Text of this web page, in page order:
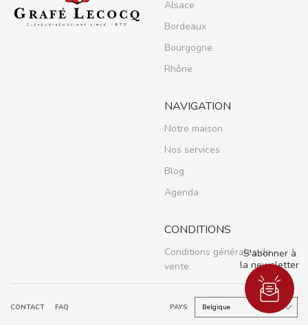
Alsace
Bordeaux
Bourgogne
Rhône
NAVIGATION
Notre maison
Nos services
Blog
Agenda
CONDITIONS
Conditions générales de
vente
CONTACT FAQ PAYS
S'abonner à
la newsletter